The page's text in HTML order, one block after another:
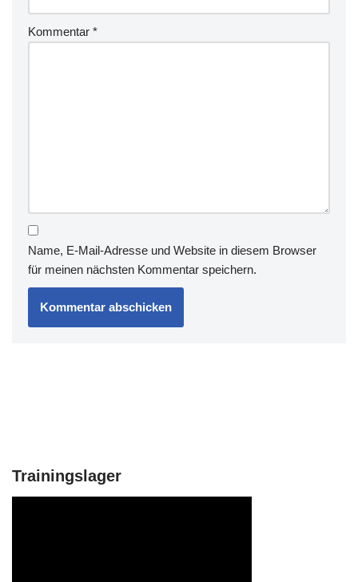
Kommentar *
Name, E-Mail-Adresse und Website in diesem Browser
für meinen nächsten Kommentar speichern.
Trainingslager